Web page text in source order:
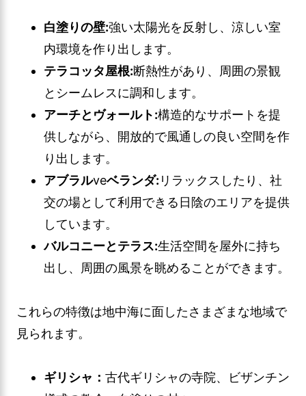
白塗りの壁:強い太陽光を反射し、涼しい室
内環境を作り出します。
テラコッタ屋根:断熱性があり、周囲の景観
とシームレスに調和します。
アーチとヴォールト:構造的なサポートを提
供しながら、開放的で風通しの良い空間を作
り出します。
アブラルveベランダ: リラックスしたり、社
交の場として利用できる日陰のエリアを提供
しています。
バルコニーとテラス:生活空間を屋外に持ち
出し、周囲の風景を眺めることができます。
これらの特徴は地中海に面したさまざまな地域で
見られます。
ギリシャ： 古代ギリシャの寺院、ビザンチン